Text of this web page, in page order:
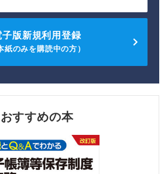
子版新規利用登録
紙のみを購読中の方）
おすすめの本